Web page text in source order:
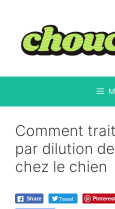
contenu
Comment
par dilution
chez le chien
Share Tweet